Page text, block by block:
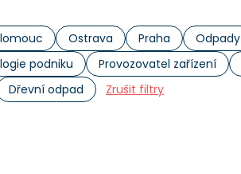
Ostrava Praha Odpady
podniku Provozovatel zařízení
Dřevní odpad Zrušit filtry